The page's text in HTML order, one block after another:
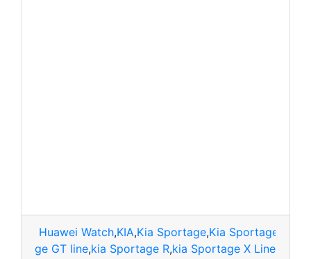
Huawei Watch,KIA,Kia Sportage,Kia Sportage 2022
GT line,kia Sportage R,kia Sportage X Line